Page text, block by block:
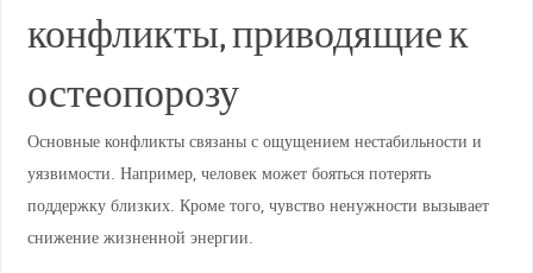
конфликты, приводящие к
остеопорозу
Основные конфликты связаны с ощущением нестабильности и
уязвимости. Например, человек может бояться потерять
поддержку близких. Кроме того, чувство ненужности вызывает
снижение жизненной энергии.